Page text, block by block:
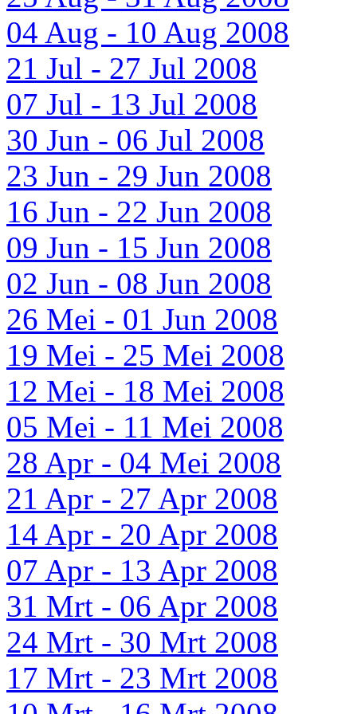
04 Aug - 10 Aug 2008
21 Jul - 27 Jul 2008
07 Jul - 13 Jul 2008
30 Jun - 06 Jul 2008
23 Jun - 29 Jun 2008
16 Jun - 22 Jun 2008
09 Jun - 15 Jun 2008
02 Jun - 08 Jun 2008
26 Mei - 01 Jun 2008
19 Mei - 25 Mei 2008
12 Mei - 18 Mei 2008
05 Mei - 11 Mei 2008
28 Apr - 04 Mei 2008
21 Apr - 27 Apr 2008
14 Apr - 20 Apr 2008
07 Apr - 13 Apr 2008
31 Mrt - 06 Apr 2008
24 Mrt - 30 Mrt 2008
17 Mrt - 23 Mrt 2008